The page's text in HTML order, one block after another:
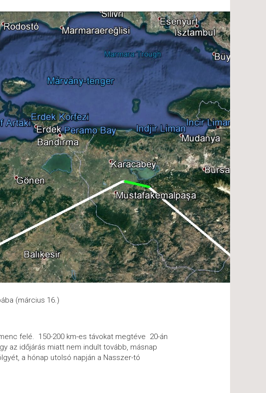
(március 16.)
felé. 150-200 km-es távokat megtéve 20-án
az időjárás miatt nem indult tovább, másnap
a hónap utolsó napján a Nasszer-tó